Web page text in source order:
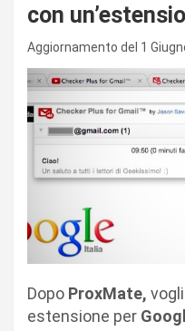
con
Aggiornamento del 1
Dopo ProxMate,
estensione per